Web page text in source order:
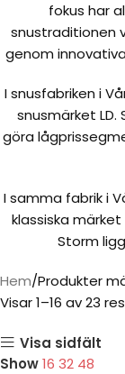
fokus har
snustraditionen
genom
I snusfabriken i
snusmärket
göra
I samma fabrik i
klassiska
Storm
Hem Produkter
Visar 1–16 av 23
Visa sidfält
Show16 32 48